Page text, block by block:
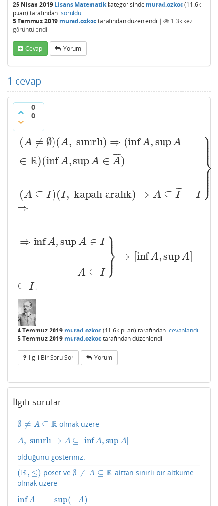
25 Nisan 2019 Lisans Matematikkategorisinde murad.ozkoc(11.6k
puan) tarafından soruldu
5 Temmuz 2019 murad.ozkoctarafındandüzenlendi | 1.3k kez
görüntülendi
Cevap Yorum
1 cevap
0
0
(A ≠ ∅)(A, sınırlı) ⇒ (infA,supA
∈ R)(infA,supA ∈ A
¯¯
¯¯)
(A ⊆ I)(I, kapalı aralık) ⇒ A
¯¯
¯¯ ⊆ I
¯¯
¯ = I
⎫
⎭
⎬
⎪
⎪⎪⎪⎪
⎪
⎪
⎪⎪
⎪
⇒
A≠ ) A sınırlı ⇒( ,sup A A⊆
⇒ infA,supA ∈ I
A ⊆ I
⎫
⎭
⎬
⎪
⎪ ⇒ infA,supA
⊆ I.
infA sup A]⊆I.
4 Temmuz 2019 murad.ozkoc(11.6k puan) tarafından cevaplandı
5 Temmuz 2019 murad.ozkoctarafındandüzenlendi
Ilgili Bir Soru Sor Yorum
İlgili sorular
∅ ≠ A ⊆ R
∅ ≠A ⊆R olmak üzere
A, sınırlı ⇒ A ⊆ [infA,sup A]
A,sınırlı⇒A ⊆[ infA,supA]
olduğunu gösteriniz.
(R, ≤)
(R,≤ poset ve∅ ≠ A ⊆ R
∅ ≠A ⊆R
alttan sınırlı bir altküme
olmak üzere
infA = − sup(−A)
infA= −sup(−A)